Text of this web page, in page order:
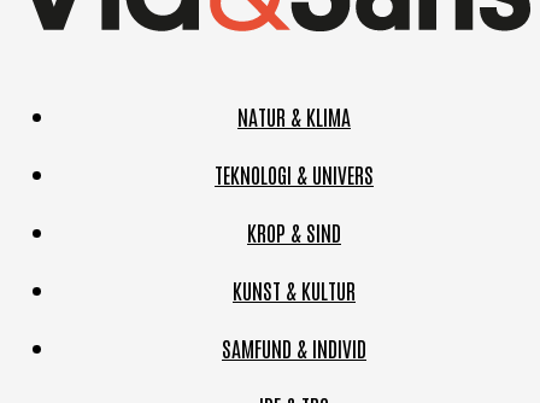
NATUR & KLIMA
TEKNOLOGI & UNIVERS
KROP & SIND
KUNST & KULTUR
SAMFUND & INDIVID